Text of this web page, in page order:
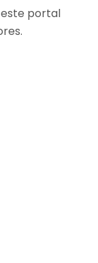
este portal